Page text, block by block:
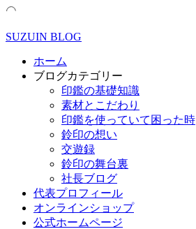
SUZUIN BLOG
ホーム
ブログカテゴリー
印鑑の基礎知識
素材とこだわり
印鑑を使っていて困った時
鈴印の想い
交遊録
鈴印の舞台裏
社長ブログ
代表プロフィール
オンラインショップ
公式ホームページ